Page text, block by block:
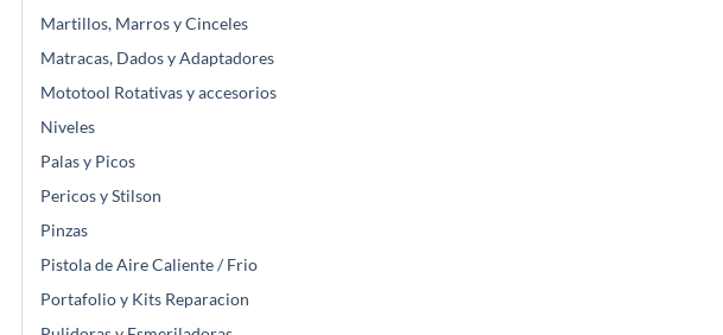
Martillos, Marros y Cinceles
Matracas, Dados y Adaptadores
Mototool Rotativas y accesorios
Niveles
Palas y Picos
Pericos y Stilson
Pinzas
Pistola de Aire Caliente / Frio
Portafolio y Kits Reparacion